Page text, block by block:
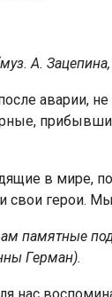
А.
аварии, не
в мире,
свои герои.
памятные
Герман).